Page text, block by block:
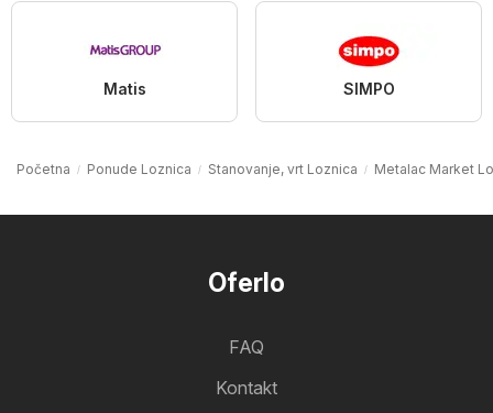
Matis SIMPO
Početna Ponude Loznica Stanovanje, vrt Loznica Metalac Market
Oferlo
FAQ
Kontakt